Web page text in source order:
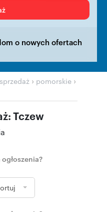
o nowych ofertach
› pomorskie ›
Tczew